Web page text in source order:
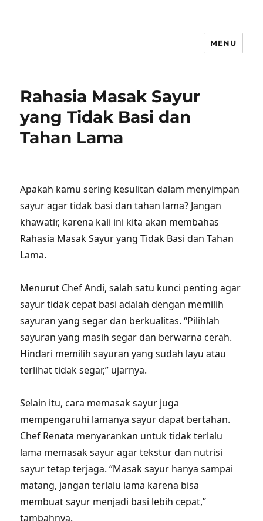
MENU
Rahasia Masak Sayur
yang Tidak Basi dan
Tahan Lama
Apakah kamu sering kesulitan dalam menyimpan
sayur agar tidak basi dan tahan lama? Jangan
khawatir, karena kali ini kita akan membahas
Rahasia Masak Sayur yang Tidak Basi dan Tahan
Lama.
Menurut Chef Andi, salah satu kunci penting agar
sayur tidak cepat basi adalah dengan memilih
sayuran yang segar dan berkualitas. “Pilihlah
sayuran yang masih segar dan berwarna cerah.
Hindari memilih sayuran yang sudah layu atau
terlihat tidak segar,” ujarnya.
Selain itu, cara memasak sayur juga
mempengaruhi lamanya sayur dapat bertahan.
Chef Renata menyarankan untuk tidak terlalu
lama memasak sayur agar tekstur dan nutrisi
sayur tetap terjaga. “Masak sayur hanya sampai
matang, jangan terlalu lama karena bisa
membuat sayur menjadi basi lebih cepat,”
tambahnya.